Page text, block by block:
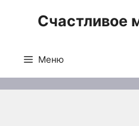
Счастливое
Меню